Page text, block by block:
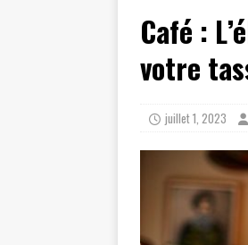
Café :
votre
juillet 1, 2023